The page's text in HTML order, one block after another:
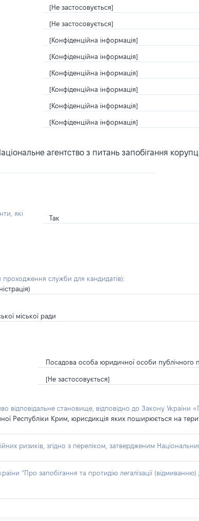
[Не застосовується]
[Не застосовується]
[Конфіденційна інформація]
[Конфіденційна інформація]
[Конфіденційна інформація]
[Конфіденційна інформація]
[Конфіденційна інформація]
[Конфіденційна інформація]
агентство з питань запобігання
які
Так
служби для кандидатів):
міської ради
Посадова особа юридичної особи публічного
[Не застосовується]
відповідальне становище, відповідно до Закону України
Республіки Крим, юрисдикція яких поширюється на
ризиків, згідно з переліком, затвердженим
“Про запобігання та протидію легалізації